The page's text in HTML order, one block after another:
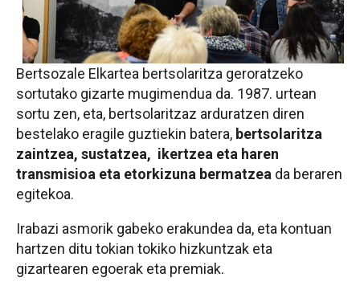
Bertsozale Elkartea bertsolaritza geroratzeko
sortutako gizarte mugimendua da. 1987. urtean
sortu zen, eta, bertsolaritzaz arduratzen diren
bestelako eragile guztiekin batera, bertsolaritza
zaintzea, sustatzea, ikertzea eta haren
transmisioa eta etorkizuna bermatzea da beraren
egitekoa.
Irabazi asmorik gabeko erakundea da, eta kontuan
hartzen ditu tokian tokiko hizkuntzak eta
gizartearen egoerak eta premiak.